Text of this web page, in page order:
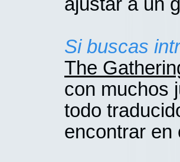
Si buscas
The
con muchos
todo
encontrar en